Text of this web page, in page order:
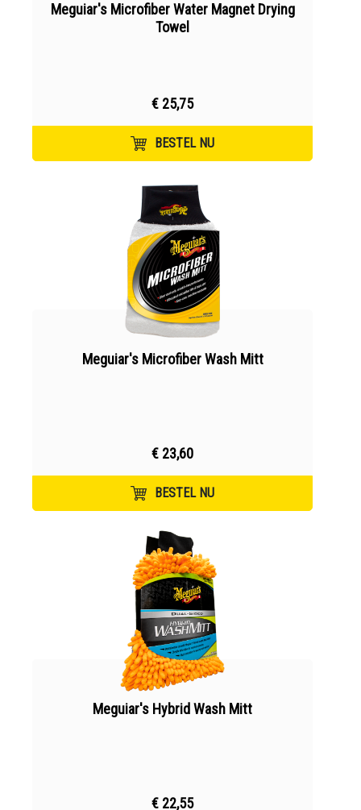
Meguiar's Microfiber Water Magnet Drying
Towel
€ 25,75
BESTEL NU
Meguiar's Microfiber Wash Mitt
€ 23,60
BESTEL NU
Meguiar's Hybrid Wash Mitt
€ 22,55